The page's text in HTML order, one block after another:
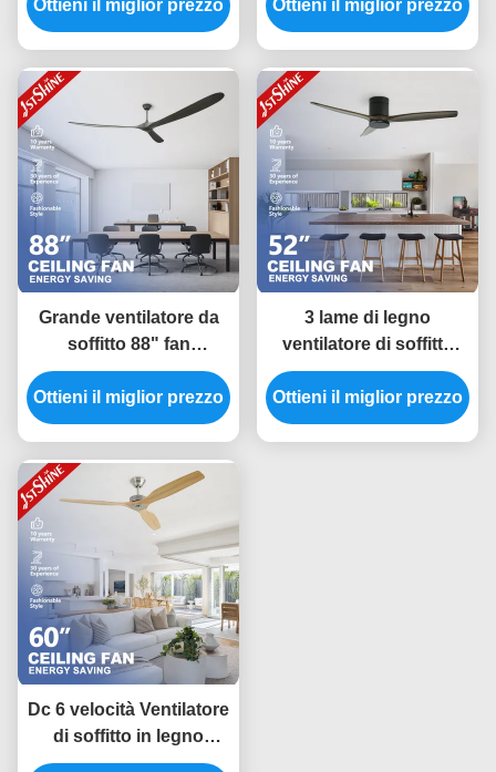
con telecomando a
motore a corrente
Ottieni il miglior prezzo
telecomando basso
rumore
Ottieni il miglior prezzo
Grande ventilatore da
soffitto 88" fan
economizzatore
d'energia di legno
solido del motore di CC
Ottieni il miglior prezzo
3 lame di legno
ventilatore di soffitto
basso profilo silenzioso
risparmio energetico
motore a corrente
Ottieni il miglior prezzo
Dc 6 velocità Ventilatore
di soffitto in legno
massello Controllo